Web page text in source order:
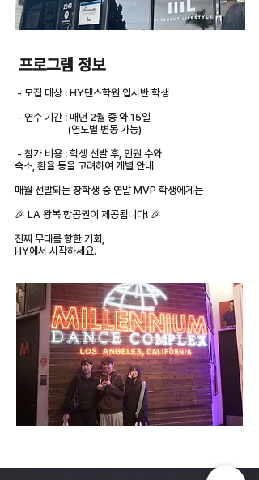
프로그램 정보
- 모집 대상 : HY댄스학원 입시반 학생
- 연수 기간 : 매년 2월 중 약 15일
(연도별 변동 가능)
- 참가 비용 : 학생 선발 후, 인원 수와
숙소, 환율 등을 고려하여 개별 안내
매월 선발되는 장학생 중 연말 MVP 학생에게는
🎉 LA 왕복 항공권이 제공됩니다! 🎉
진짜 무대를 향한 기회,
HY에서 시작하세요.